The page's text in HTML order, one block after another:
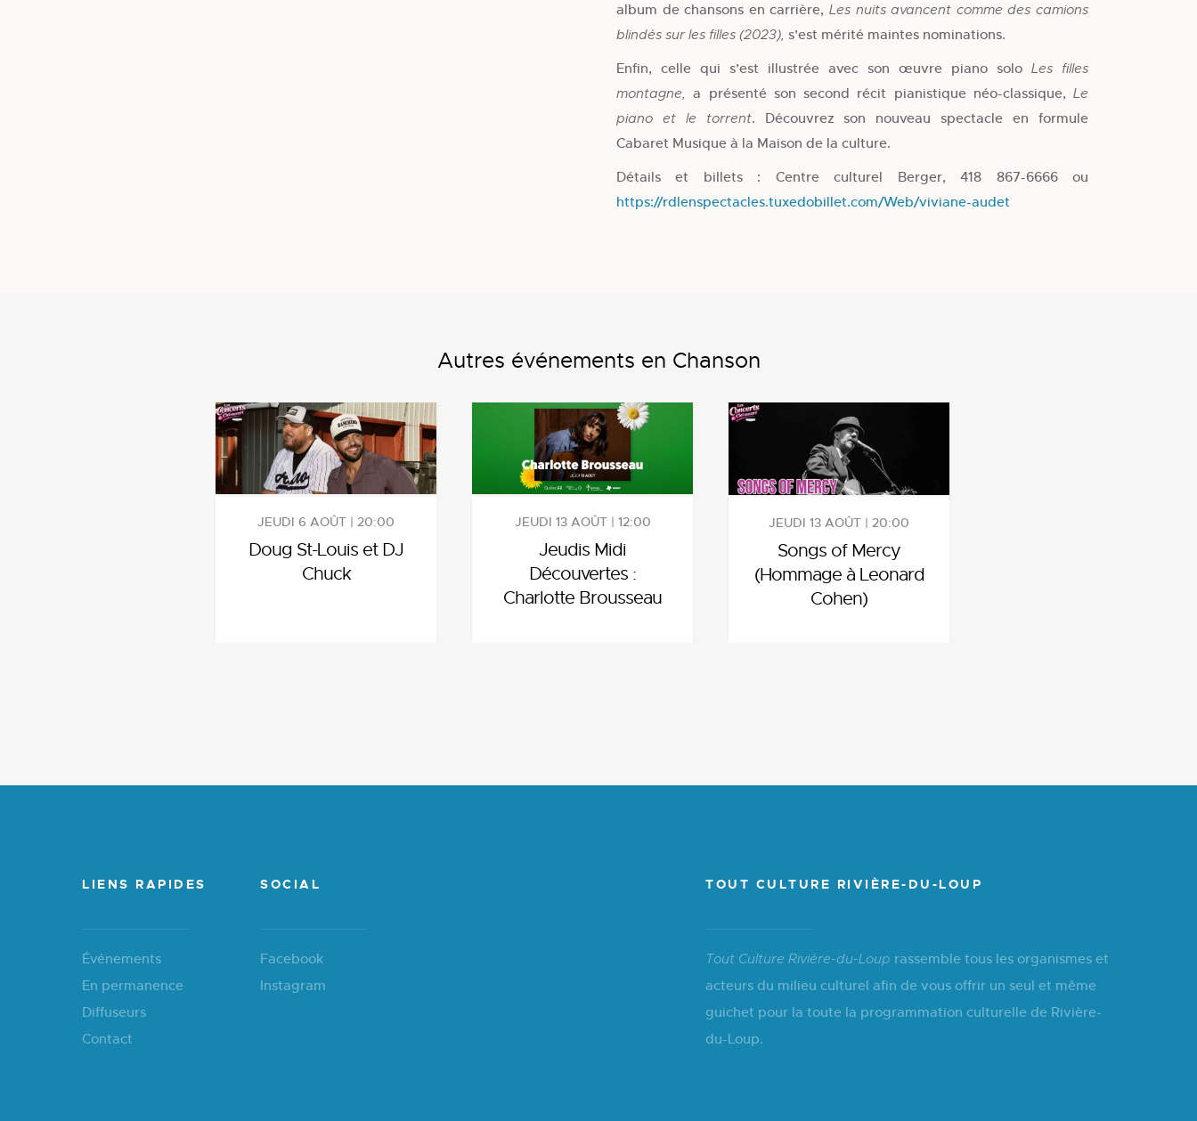
album de chansons en carrière, Les nuits avancent comme des camions
blindés sur les filles (2023), s’est mérité maintes nominations.
Enfin, celle qui s’est illustrée avec son œuvre piano solo Les filles
montagne, a présenté son second récit pianistique néo-classique, Le
piano et le torrent. Découvrez son nouveau spectacle en formule
Cabaret Musique à la Maison de la culture.
Détails et billets : Centre culturel Berger, 418 867-6666 ou
https://rdlenspectacles.tuxedobillet.com/Web/viviane-audet
Autres événements en Chanson
JEUDI 6 AOÛT | 20:00
Doug St-Louis et DJ
Chuck
JEUDI 13 AOÛT | 12:00
Jeudis Midi
Découvertes :
Charlotte Brousseau
JEUDI 13 AOÛT | 20:00
Songs of Mercy
(Hommage à Leonard
Cohen)
LIENS RAPIDES
Événements
En permanence
Diffuseurs
Contact
SOCIAL
Facebook
Instagram
TOUT CULTURE RIVIÈRE-DU-LOUP
Tout Culture Rivière-du-Loup rassemble tous les organismes et
acteurs du milieu culturel afin de vous offrir un seul et même
guichet pour la toute la programmation culturelle de Rivière-
du-Loup.